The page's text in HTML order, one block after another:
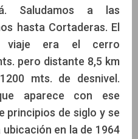
Saludamos a las
hasta Cortaderas. El
viaje era el cerro
pero distante 8,5 km
mts. de desnivel.
aparece con ese
principios de siglo y se
en la de 1964